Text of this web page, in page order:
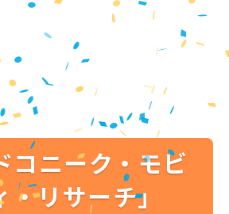
コニーク・モビ
・リサーチ」